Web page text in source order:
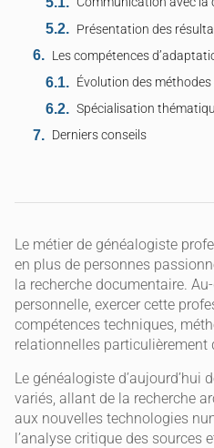
Présentation des
Les compétences
Évolution des
Spécialisation
Derniers conseils
Le métier de généalogiste
en plus de personnes
la recherche documentaire.
personnelle, exercer cette
compétences techniques,
relationnelles particulièrement
Le généalogiste
variés, allant de la recherche
aux nouvelles technologies
l’analyse critique des sources